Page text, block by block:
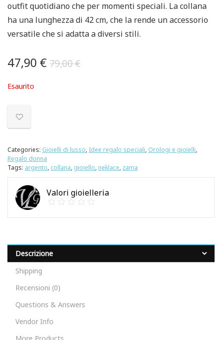
outfit quotidiano che per momenti speciali. La collana
ha una lunghezza di 42 cm, che la rende un accessorio
versatile che si adatta a diversi stili.
79,00€
47,90 €
Esaurito
Categories: Gioielli di lusso, Idee regalo speciali, Orologi e gioielli,
Regalo donna
Tags: argento, collana, gioiello, neklace, zama
Valori gioielleria
Descrizione
Shipping
Recensioni (0)
Questions & Answers
Vendor Info